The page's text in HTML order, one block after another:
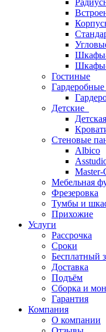
Шкафы-
Гостиные
Гардеробные
Детские
Стеновые
Albico
Master-
Мебельная
Фрезеровка
Тумбы и
Прихожие
Услуги
Рассрочка
Сроки
Бесплатный
Доставка
Подъём
Сборка и
Гарантия
Компания
О компании